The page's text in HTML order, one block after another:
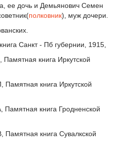
ее дочь и Демьянович Семен
полковник), муж дочери.
Санкт - Пб губернии, 1915,
книга Иркутской
книга Иркутской
книга Гродненской
книга Сувалкской